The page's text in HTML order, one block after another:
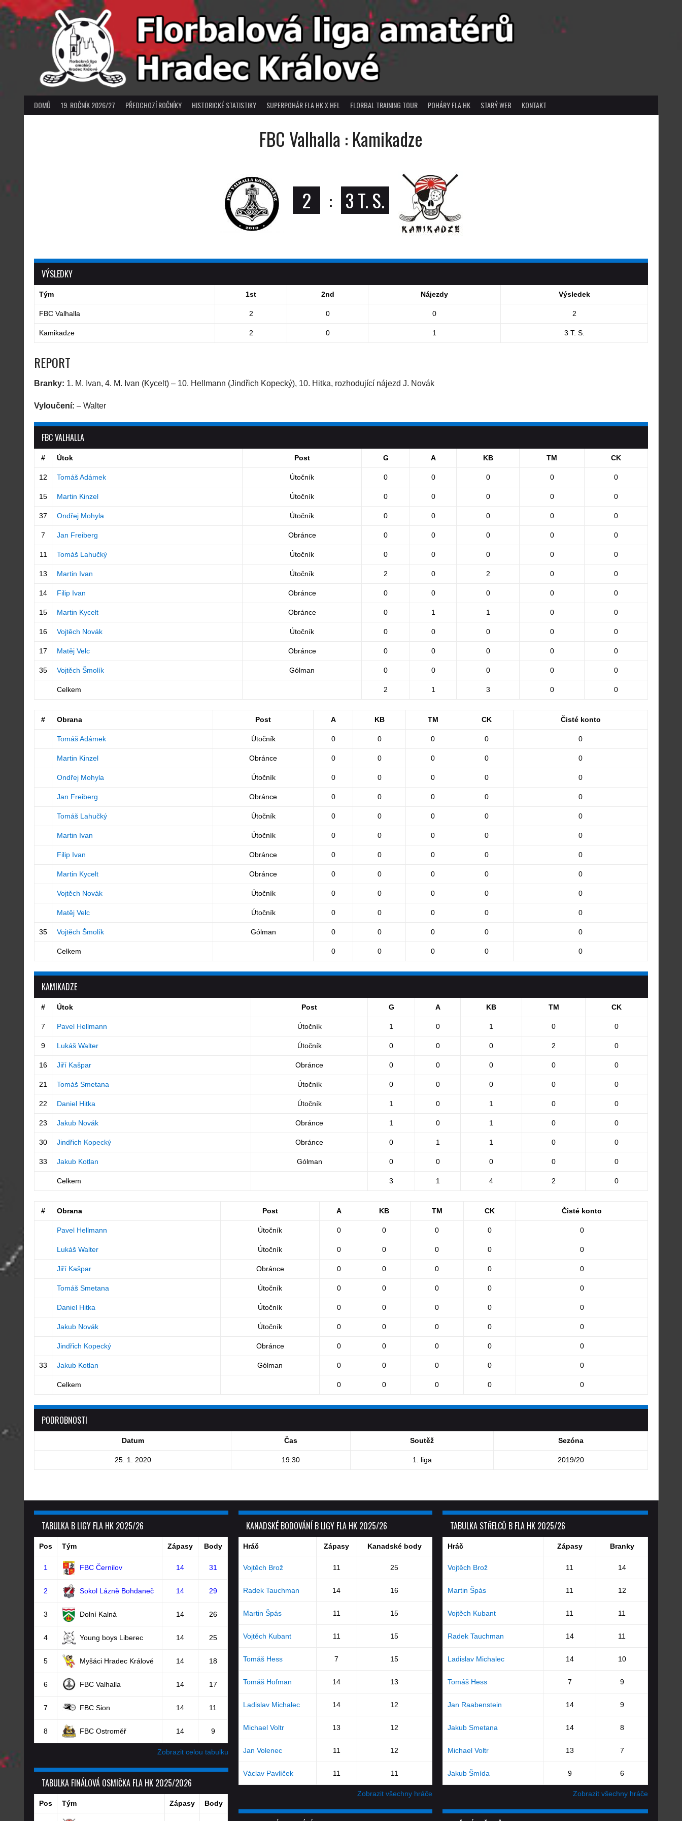
Skip
content
DOMŮ 19. ROČNÍK 2026/27 PŘEDCHOZÍ ROČNÍKY HISTORICKÉ STATISTIKY SUPERPOHÁR FLA HK X HFL FLORBAL TRAINING TOUR POHÁRY FLA HK STARÝ WEB KONTAKT
FBC Valhalla : Kamikadze
2 : 3 T. S.
VÝSLEDKY
Tým 1st 2nd Nájezdy Výsledek
FBC Valhalla 2 0 0 2
Kamikadze 2 0 1 3 T. S.
REPORT
Branky: 1. M. Ivan, 4. M. Ivan (Kycelt) – 10. Hellmann (Jindřich Kopecký), 10. Hitka, rozhodující nájezd J. Novák
Vyloučení: – Walter
FBC VALHALLA
# Útok Post G A KB TM CK
12 Tomáš Adámek Útočník 0 0 0 0 0
15 Martin Kinzel Útočník 0 0 0 0 0
37 Ondřej Mohyla Útočník 0 0 0 0 0
7 Jan Freiberg Obránce 0 0 0 0 0
11 Tomáš Lahučký Útočník 0 0 0 0 0
13 Martin Ivan Útočník 2 0 2 0 0
14 Filip Ivan Obránce 0 0 0 0 0
15 Martin Kycelt Obránce 0 1 1 0 0
16 Vojtěch Novák Útočník 0 0 0 0 0
17 Matěj Velc Obránce 0 0 0 0 0
35 Vojtěch Šmolík Gólman 0 0 0 0 0
Celkem 2 1 3 0 0
# Obrana Post A KB TM CK Čisté konto
Tomáš Adámek Útočník 0 0 0 0 0
Martin Kinzel Obránce 0 0 0 0 0
Ondřej Mohyla Útočník 0 0 0 0 0
Jan Freiberg Obránce 0 0 0 0 0
Tomáš Lahučký Útočník 0 0 0 0 0
Martin Ivan Útočník 0 0 0 0 0
Filip Ivan Obránce 0 0 0 0 0
Martin Kycelt Obránce 0 0 0 0 0
Vojtěch Novák Útočník 0 0 0 0 0
Matěj Velc Útočník 0 0 0 0 0
35 Vojtěch Šmolík Gólman 0 0 0 0 0
Celkem 0 0 0 0 0
KAMIKADZE
# Útok Post G A KB TM CK
7 Pavel Hellmann Útočník 1 0 1 0 0
9 Lukáš Walter Útočník 0 0 0 2 0
16 Jiří Kašpar Obránce 0 0 0 0 0
21 Tomáš Smetana Útočník 0 0 0 0 0
22 Daniel Hitka Útočník 1 0 1 0 0
23 Jakub Novák Obránce 1 0 1 0 0
30 Jindřich Kopecký Obránce 0 1 1 0 0
33 Jakub Kotlan Gólman 0 0 0 0 0
Celkem 3 1 4 2 0
# Obrana Post A KB TM CK Čisté konto
Pavel Hellmann Útočník 0 0 0 0 0
Lukáš Walter Útočník 0 0 0 0 0
Jiří Kašpar Obránce 0 0 0 0 0
Tomáš Smetana Útočník 0 0 0 0 0
Daniel Hitka Útočník 0 0 0 0 0
Jakub Novák Útočník 0 0 0 0 0
Jindřich Kopecký Obránce 0 0 0 0 0
33 Jakub Kotlan Gólman 0 0 0 0 0
Celkem 0 0 0 0 0
PODROBNOSTI
Datum Čas Soutěž Sezóna
25. 1. 2020 19:30 1. liga 2019/20
TABULKA B LIGY FLA HK 2025/26
Pos Tým Zápasy Body
1 FBC Černilov 14 31
2 Sokol Lázně Bohdaneč 14 29
3 Dolní Kalná 14 26
4 Young boys Liberec 14 25
5 Myšáci Hradec Králové 14 18
6 FBC Valhalla 14 17
7 FBC Sion 14 11
8 FBC Ostroměř 14 9
Zobrazit celou tabulku
TABULKA FINÁLOVÁ OSMIČKA FLA HK 2025/2026
Pos Tým Zápasy Body
KANADSKÉ BODOVÁNÍ B LIGY FLA HK 2025/26
Hráč Zápasy Kanadské body
Vojtěch Brož 11 25
Radek Tauchman 14 16
Martin Špás 11 15
Vojtěch Kubant 11 15
Tomáš Hess 7 15
Tomáš Hofman 14 13
Ladislav Michalec 14 12
Michael Voltr 13 12
Jan Volenec 11 12
Václav Pavlíček 11 11
Zobrazit všechny hráče
TABULKA STŘELCŮ B FLA HK 2025/26
Hráč Zápasy Branky
Vojtěch Brož 11 14
Martin Špás 11 12
Vojtěch Kubant 11 11
Radek Tauchman 14 11
Ladislav Michalec 14 10
Tomáš Hess 7 9
Jan Raabenstein 14 9
Jakub Smetana 14 8
Michael Voltr 13 7
Jakub Šmída 9 6
Zobrazit všechny hráče